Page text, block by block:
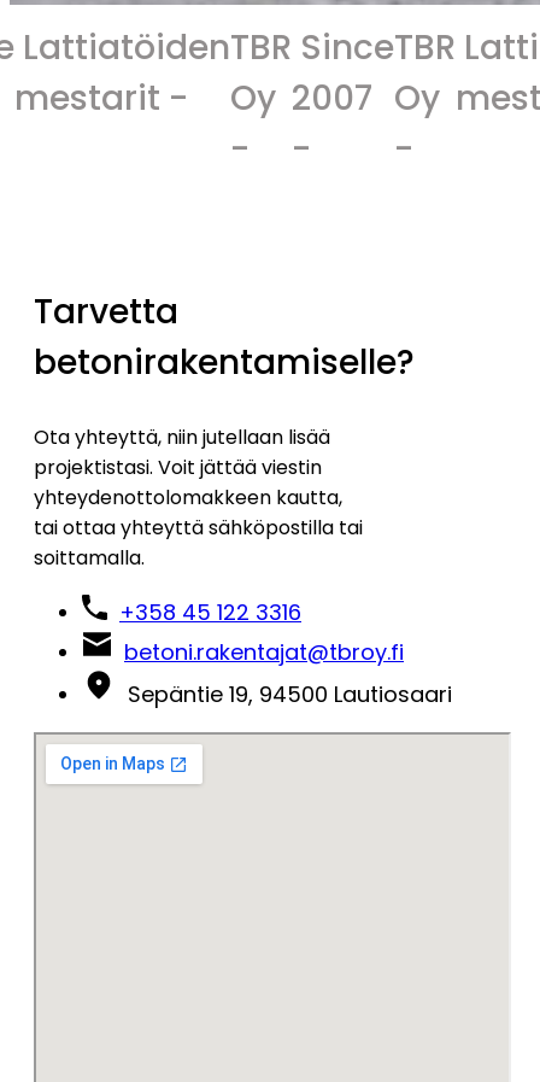
-
TBR
Oy
Since
2007
TBR
Oy
Lattiatöiden
mestarit -
Tarvetta
betonirakentamiselle?
Ota yhteyttä, niin jutellaan lisää
projektistasi. Voit jättää viestin
yhteydenottolomakkeen kautta,
tai ottaa yhteyttä sähköpostilla tai
soittamalla.
+358 45 122 3316
betoni.rakentajat@tbroy.fi
Sepäntie 19, 94500 Lautiosaari